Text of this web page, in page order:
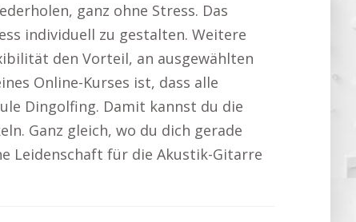
ganz ohne Stress. Das
individuell zu gestalten. Weitere
den Vorteil, an ausgewählten
Online-Kurses ist, dass alle
Dingolfing. Damit kannst du die
Ganz gleich, wo du dich gerade
Leidenschaft für die Akustik-Gitarre